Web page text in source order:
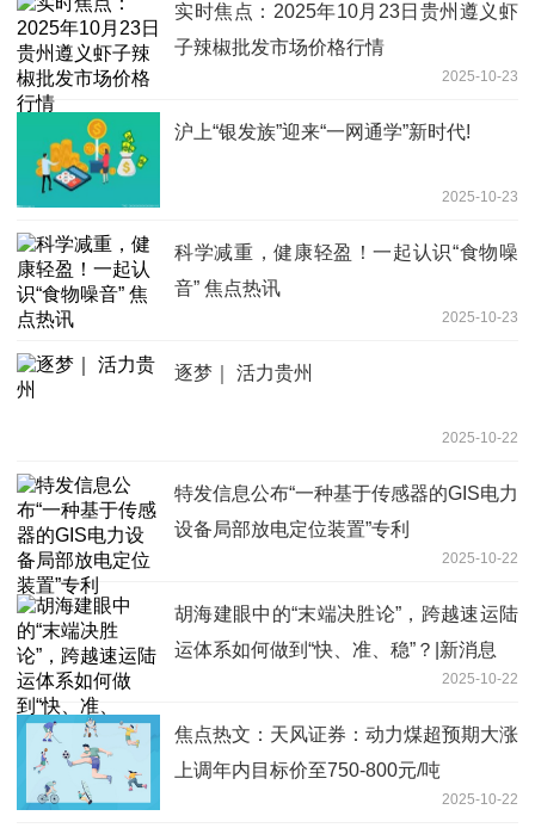
实时焦点：2025年10月23日贵州遵义虾
子辣椒批发市场价格行情
2025-10-23
沪上“银发族”迎来“一网通学”新时代!
2025-10-23
科学减重，健康轻盈！一起认识“食物噪
音” 焦点热讯
2025-10-23
逐梦｜ 活力贵州
2025-10-22
特发信息公布“一种基于传感器的GIS电力
设备局部放电定位装置”专利
2025-10-22
胡海建眼中的“末端决胜论”，跨越速运陆
运体系如何做到“快、准、稳”？|新消息
2025-10-22
焦点热文：天风证券：动力煤超预期大涨
上调年内目标价至750-800元/吨
2025-10-22